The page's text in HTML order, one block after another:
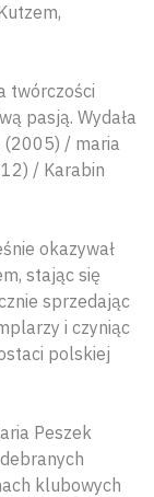
twórczości
pasją. Wydała
(2005) / maria
/ Karabin
okazywał
stając się
sprzedając
i czyniąc
polskiej
Peszek
klubowych